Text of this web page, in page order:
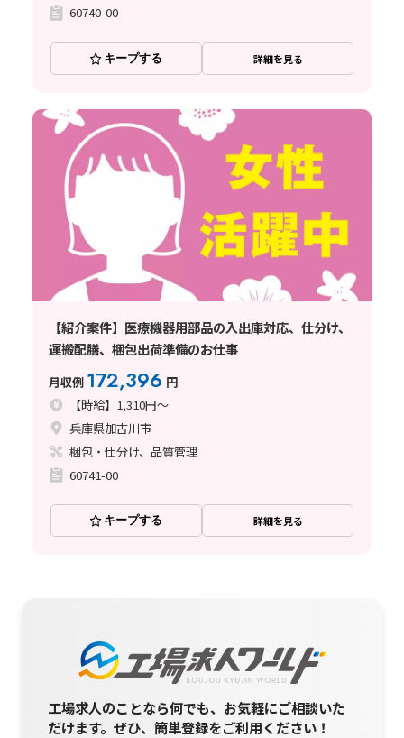
60740-00
キープする 詳細を見る
【紹介案件】医療機器用部品の入出庫対応、仕分け、
運搬配膳、梱包出荷準備のお仕事
月収例 172,396 円
【時給】1,310円～
兵庫県加古川市
梱包・仕分け、品質管理
60741-00
キープする 詳細を見る
工場求人のことなら何でも、お気軽にご相談いた
だけます。ぜひ、簡単登録をご利用ください！